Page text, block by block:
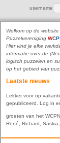
username
Welkom op de
Puzzelvereniging WCP
Hier vind je elke
informatie over de
logisch puzzelen en
op het gebied van
Laatste nieuws
Lekker voor op
gepubliceerd. Log in
groeten van het
René, Richard,